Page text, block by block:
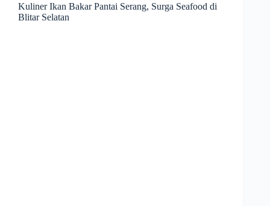
Kuliner Ikan Bakar Pantai Serang, Surga Seafood di
Blitar Selatan